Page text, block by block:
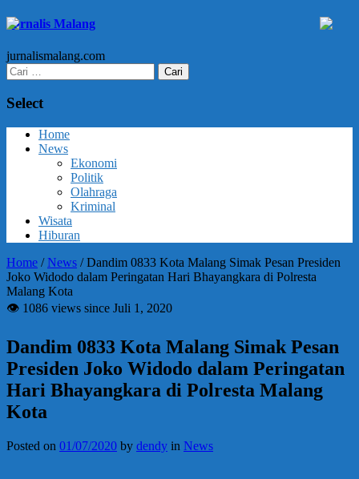
Jurnalis Malang
jurnalismalang.com
Cari
untuk:
Select
Home
News
Ekonomi
Politik
Olahraga
Kriminal
Wisata
Hiburan
Home /News /Dandim 0833 Kota Malang Simak Pesan Presiden
Joko Widodo dalam Peringatan Hari Bhayangkara di Polresta
Malang Kota
👁 1086 views since Juli 1, 2020
Dandim 0833 Kota Malang Simak Pesan
Presiden Joko Widodo dalam Peringatan
Hari Bhayangkara di Polresta Malang
Kota
Posted on 01/07/2020 by dendy in News